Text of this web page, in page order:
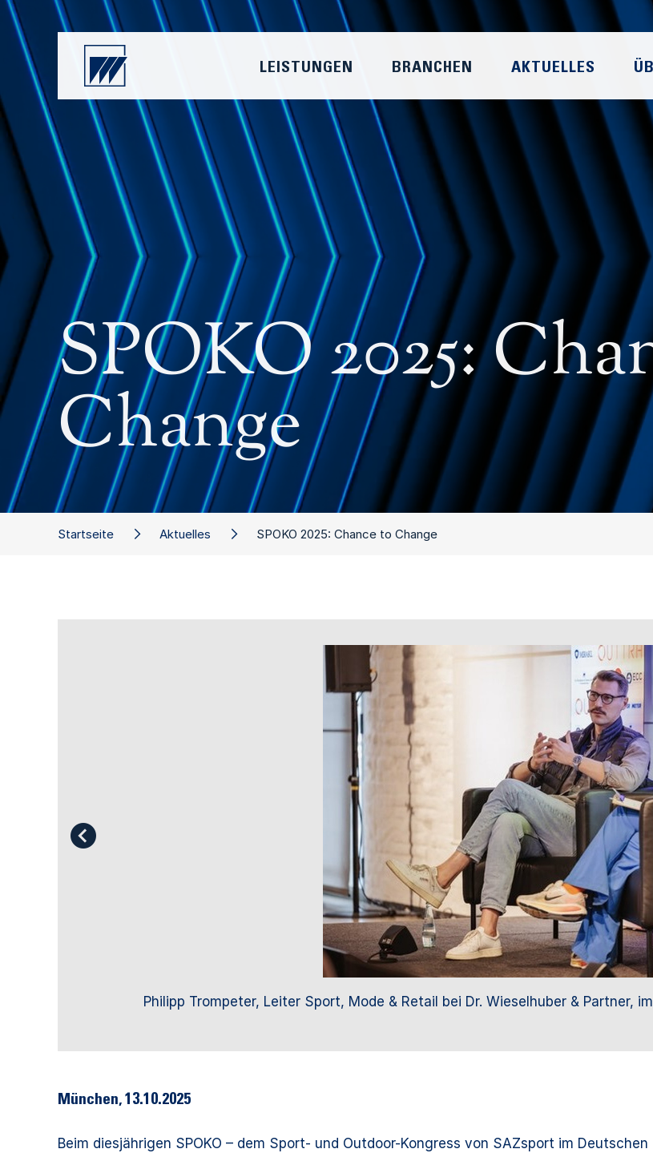
Philipp Trompeter, Leiter Sport, Mode & Retail bei Dr. Wieselhuber & Partner,
München, 13.10.2025
Beim diesjährigen SPOKO – dem Sport- und Outdoor-Kongress von SAZsport im
Startseite Aktuelles SPOKO 2025: Chance to Change
SPOKO 2025:
Change
LEISTUNGEN BRANCHEN AKTUELLES